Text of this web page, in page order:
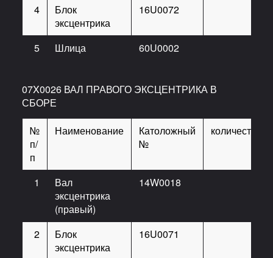
4
Блок
эксцентрика
16U0072
5 Шлица 60U0002
07X0026 ВАЛ ПРАВОГО ЭКСЦЕНТРИКА В
СБОРЕ
№
п/
п
Наименование
Католожный
№
количество
1
Вал
эксцентрика
(правый)
14W0018
2
Блок
эксцентрика
16U0071